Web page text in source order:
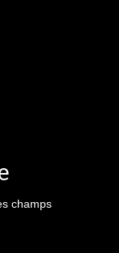
champs